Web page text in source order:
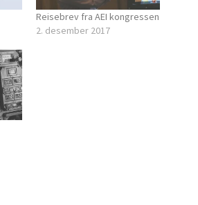
Reisebrev fra AEI kongressen
2. desember 2017